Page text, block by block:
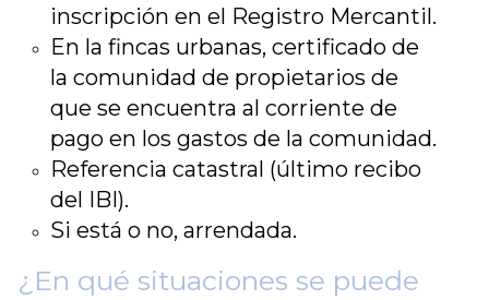
inscripción en el Registro Mercantil.
En la fincas urbanas, certificado de
la comunidad de propietarios de
que se encuentra al corriente de
pago en los gastos de la comunidad.
Referencia catastral (último recibo
del IBI).
Si está o no, arrendada.
¿En qué situaciones se puede